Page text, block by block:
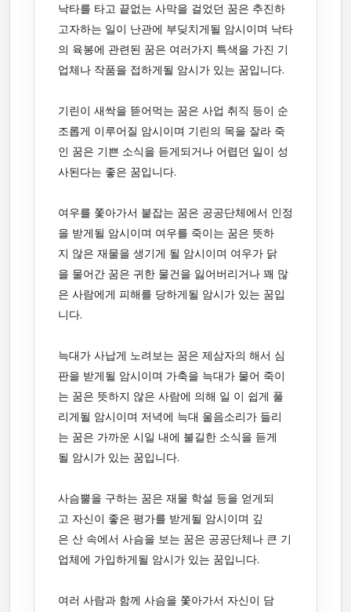
낙타를 타고 끝없는 사막을 걸었던 꿈은 추진하
고자하는 일이 난관에 부딪치게될 암시이며 낙타
의 육봉에 관련된 꿈은 여러가지 특색을 가진 기
업체나 작품을 접하게될 암시가 있는 꿈입니다.
기린이 새싹을 뜯어먹는 꿈은 사업 취직 등이 순
조롭게 이루어질 암시이며 기린의 목을 잘라 죽
인 꿈은 기쁜 소식을 듣게되거나 어렵던 일이 성
사된다는 좋은 꿈입니다.
여우를 쫓아가서 붙잡는 꿈은 공공단체에서 인정
을 받게될 암시이며 여우를 죽이는 꿈은 뜻하
지 않은 재물을 생기게 될 암시이며 여우가 닭
을 물어간 꿈은 귀한 물건을 잃어버리거나 꽤 많
은 사람에게 피해를 당하게될 암시가 있는 꿈입
니다.
늑대가 사납게 노려보는 꿈은 제삼자의 해서 심
판을 받게될 암시이며 가축을 늑대가 물어 죽이
는 꿈은 뜻하지 않은 사람에 의해 일 이 쉽게 풀
리게될 암시이며 저녁에 늑대 울음소리가 들리
는 꿈은 가까운 시일 내에 불길한 소식을 듣게
될 암시가 있는 꿈입니다.
사슴뿔을 구하는 꿈은 재물 학설 등을 얻게되
고 자신이 좋은 평가를 받게될 암시이며 깊
은 산 속에서 사슴을 보는 꿈은 공공단체나 큰 기
업체에 가입하게될 암시가 있는 꿈입니다.
여러 사람과 함께 사슴을 쫓아가서 자신이 담